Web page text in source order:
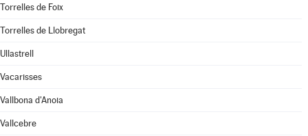
Torrelles de Foix
Torrelles de Llobregat
Ullastrell
Vacarisses
Vallbona d'Anoia
Vallcebre